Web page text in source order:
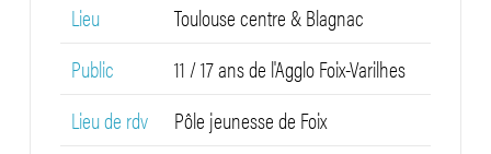
Lieu
Toulouse centre & Blagnac
Public
11 / 17 ans de l'Agglo Foix-Varilhes
Lieu de rdv
Pôle jeunesse de Foix